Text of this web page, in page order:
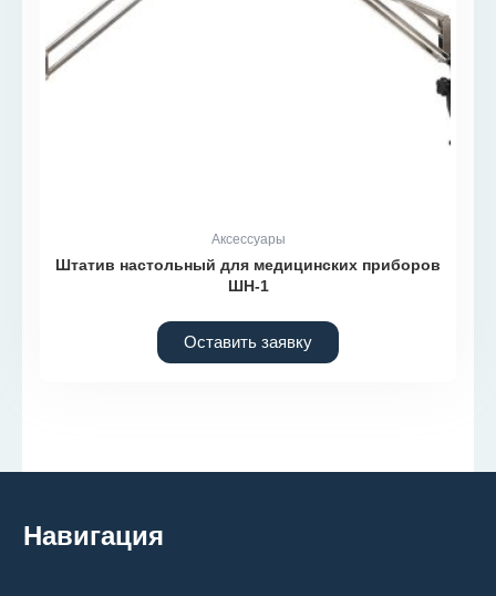
Аксессуары
Штатив настольный для медицинских приборов
ШН-1
Оставить заявку
Навигация